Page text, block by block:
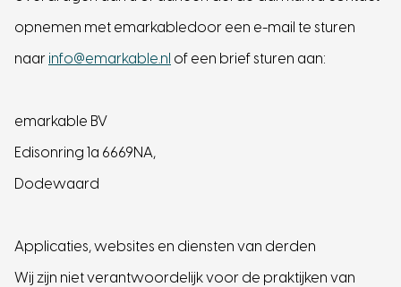
opnemen met emarkabledoor een e-mail te sturen
naar info@emarkable.nl of een brief sturen aan:
emarkable BV
Edisonring 1a 6669NA,
Dodewaard
Applicaties, websites en diensten van derden
Wij zijn niet verantwoordelijk voor de praktijken van